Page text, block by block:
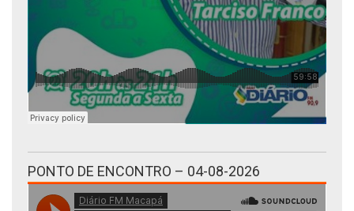
PONTO DE ENCONTRO – 04-08-2026